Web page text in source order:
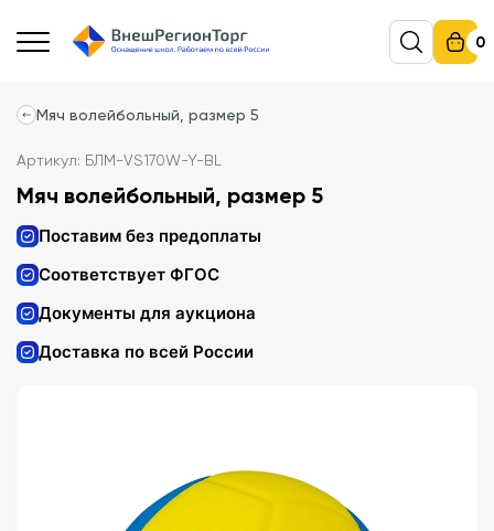
0
Мяч волейбольный, размер 5
Артикул: БЛМ-VS170W-Y-BL
Мяч волейбольный, размер 5
Поставим без предоплаты
Соответствует ФГОС
Документы для аукциона
Доставка по всей России